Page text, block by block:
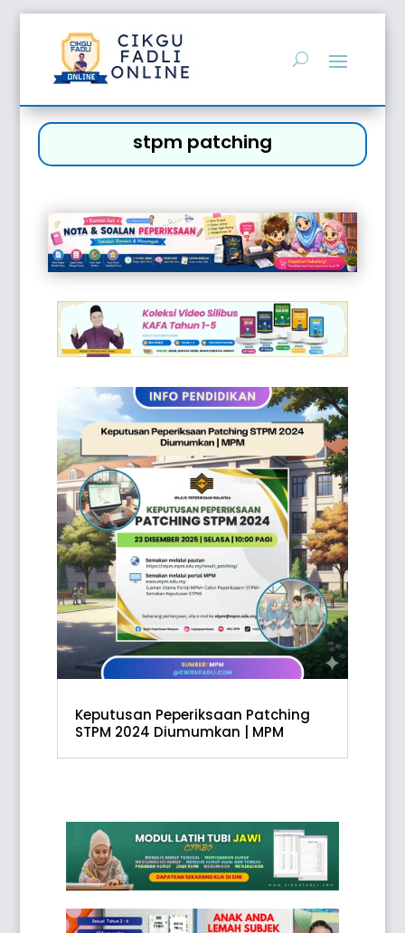
stpm patching
Keputusan Peperiksaan Patching
STPM 2024 Diumumkan | MPM